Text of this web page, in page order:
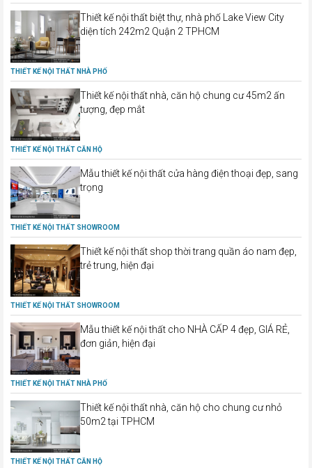
Thiết kế nội thất biệt thự, nhà phố Lake View City
diện tích 242m2 Quận 2 TPHCM
THIẾT KẾ NỘI THẤT NHÀ PHỐ
Thiết kế nội thất nhà, căn hộ chung cư 45m2 ấn
tượng, đẹp mắt
THIẾT KẾ NỘI THẤT CĂN HỘ
Mẫu thiết kế nội thất cửa hàng điện thoại đẹp, sang
trọng
THIẾT KẾ NỘI THẤT SHOWROOM
Thiết kế nội thất shop thời trang quần áo nam đẹp,
trẻ trung, hiện đại
THIẾT KẾ NỘI THẤT SHOWROOM
Mẫu thiết kế nội thất cho NHÀ CẤP 4 đẹp, GIÁ RẺ,
đơn giản, hiện đại
THIẾT KẾ NỘI THẤT NHÀ PHỐ
Thiết kế nội thất nhà, căn hộ cho chung cư nhỏ
50m2 tại TPHCM
THIẾT KẾ NỘI THẤT CĂN HỘ